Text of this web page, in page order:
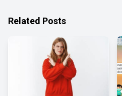
Related Posts